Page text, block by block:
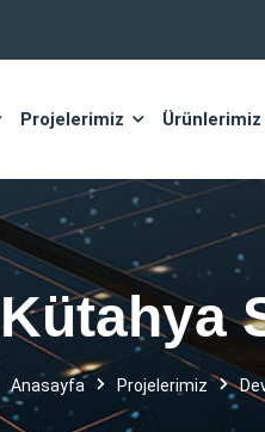
Projelerimiz Ürünlerimiz
Kütahya
Anasayfa Projelerimiz